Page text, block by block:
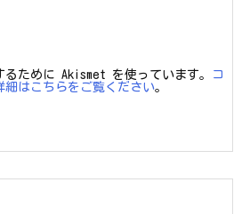
るために Akismet を使っています。
コ
細はこちらをご覧ください。